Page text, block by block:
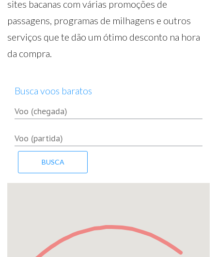
sites bacanas com várias promoções de
passagens, programas de milhagens e outros
serviços que te dão um ótimo desconto na hora
da compra.
Busca voos baratos